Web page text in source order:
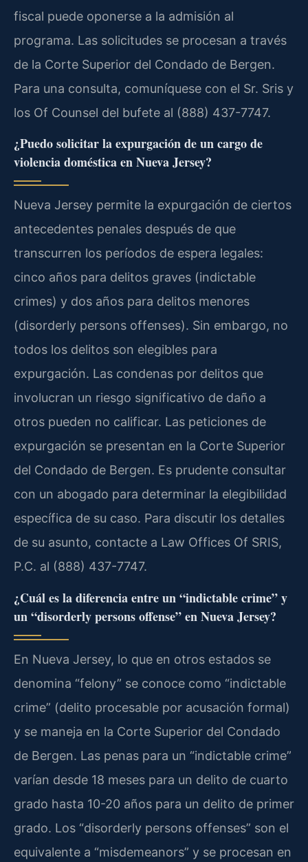
fiscal puede oponerse a la admisión al
programa. Las solicitudes se procesan a través
de la Corte Superior del Condado de Bergen.
Para una consulta, comuníquese con el Sr. Sris y
los Of Counsel del bufete al (888) 437-7747.
¿Puedo solicitar la expurgación de un cargo de
violencia doméstica en Nueva Jersey?
Nueva Jersey permite la expurgación de ciertos
antecedentes penales después de que
transcurren los períodos de espera legales:
cinco años para delitos graves (indictable
crimes) y dos años para delitos menores
(disorderly persons offenses). Sin embargo, no
todos los delitos son elegibles para
expurgación. Las condenas por delitos que
involucran un riesgo significativo de daño a
otros pueden no calificar. Las peticiones de
expurgación se presentan en la Corte Superior
del Condado de Bergen. Es prudente consultar
con un abogado para determinar la elegibilidad
específica de su caso. Para discutir los detalles
de su asunto, contacte a Law Offices Of SRIS,
P.C. al (888) 437-7747.
¿Cuál es la diferencia entre un “indictable crime” y
un “disorderly persons offense” en Nueva Jersey?
En Nueva Jersey, lo que en otros estados se
denomina “felony” se conoce como “indictable
crime” (delito procesable por acusación formal)
y se maneja en la Corte Superior del Condado
de Bergen. Las penas para un “indictable crime”
varían desde 18 meses para un delito de cuarto
grado hasta 10-20 años para un delito de primer
grado. Los “disorderly persons offenses” son el
equivalente a “misdemeanors” y se procesan en